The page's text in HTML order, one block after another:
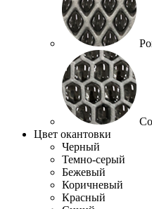
Цвет окантовки
Черный
Темно-серый
Бежевый
Коричневый
Красный